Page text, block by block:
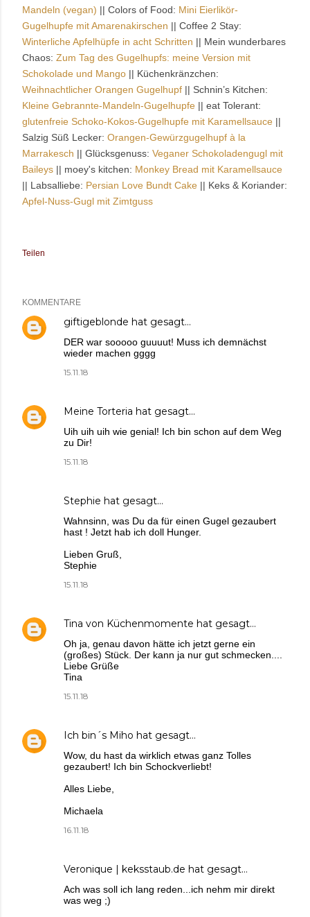
Mandeln (vegan) || Colors of Food: Mini Eierlikör-
Gugelhupfe mit Amarenakirschen || Coffee 2 Stay:
Winterliche Apfelhüpfe in acht Schritten || Mein wunderbares
Chaos: Zum Tag des Gugelhupfs: meine Version mit
Schokolade und Mango || Küchenkränzchen:
Weihnachtlicher Orangen Gugelhupf || Schnin’s Kitchen:
Kleine Gebrannte-Mandeln-Gugelhupfe || eat Tolerant:
glutenfreie Schoko-Kokos-Gugelhupfe mit Karamellsauce ||
Salzig Süß Lecker: Orangen-Gewürzgugelhupf à la
Marrakesch || Glücksgenuss: Veganer Schokoladengugl mit
Baileys || moey's kitchen: Monkey Bread mit Karamellsauce
|| Labsalliebe: Persian Love Bundt Cake || Keks & Koriander:
Apfel-Nuss-Gugl mit Zimtguss
Teilen
KOMMENTARE
giftigeblonde hat gesagt…
DER war sooooo guuuut! Muss ich demnächst
wieder machen gggg
15.11.18
Meine Torteria hat gesagt…
Uih uih uih wie genial! Ich bin schon auf dem Weg
zu Dir!
15.11.18
Stephie hat gesagt…
Wahnsinn, was Du da für einen Gugel gezaubert
hast ! Jetzt hab ich doll Hunger.
Lieben Gruß,
Stephie
15.11.18
Tina von Küchenmomente hat gesagt…
Oh ja, genau davon hätte ich jetzt gerne ein
(großes) Stück. Der kann ja nur gut schmecken....
Liebe Grüße
Tina
15.11.18
Ich bin´s Miho hat gesagt…
Wow, du hast da wirklich etwas ganz Tolles
gezaubert! Ich bin Schockverliebt!
Alles Liebe,
Michaela
16.11.18
Veronique | keksstaub.de hat gesagt…
Ach was soll ich lang reden...ich nehm mir direkt
was weg ;)